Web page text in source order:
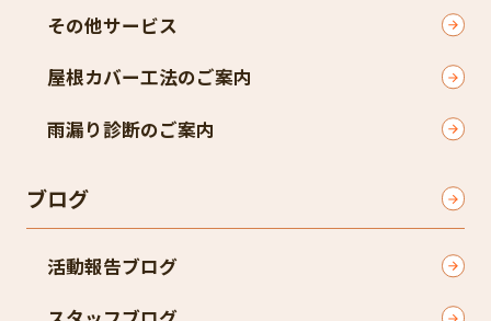
その他サービス
屋根カバー工法のご案内
雨漏り診断のご案内
ブログ
活動報告ブログ